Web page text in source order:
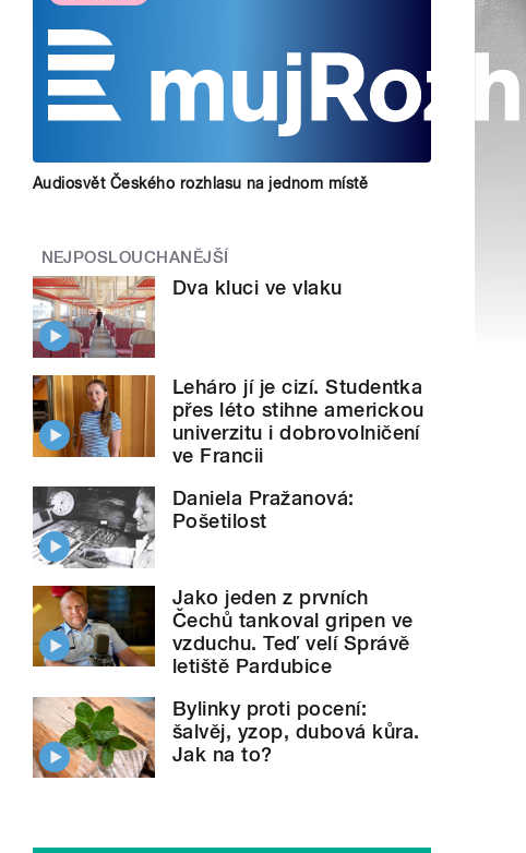
Audiosvět Českého rozhlasu na jednom místě
NEJPOSLOUCHANĚJŠÍ
Dva kluci ve vlaku
Leháro jí je cizí. Studentka
přes léto stihne americkou
univerzitu i dobrovolničení
ve Francii
Daniela Pražanová:
Pošetilost
Jako jeden z prvních
Čechů tankoval gripen ve
vzduchu. Teď velí Správě
letiště Pardubice
Bylinky proti pocení:
šalvěj, yzop, dubová kůra.
Jak na to?